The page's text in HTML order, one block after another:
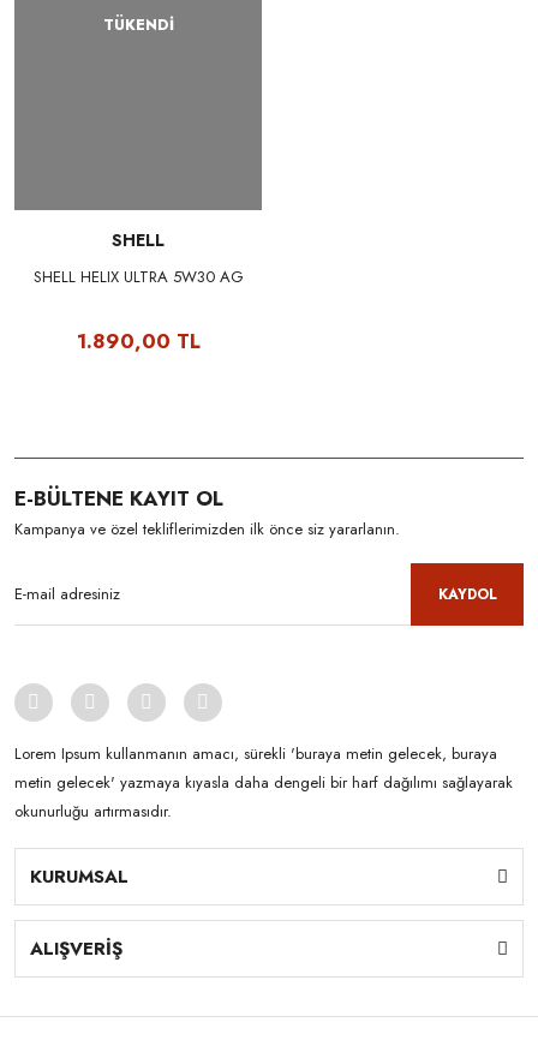
TÜKENDİ
SHELL
SHELL HELIX ULTRA 5W30 AG
1.890,00 TL
E-BÜLTENE KAYIT OL
Kampanya ve özel tekliflerimizden ilk önce siz yararlanın.
KAYDOL
Lorem Ipsum kullanmanın amacı, sürekli 'buraya metin gelecek, buraya
metin gelecek' yazmaya kıyasla daha dengeli bir harf dağılımı sağlayarak
okunurluğu artırmasıdır.
KURUMSAL
ALIŞVERİŞ